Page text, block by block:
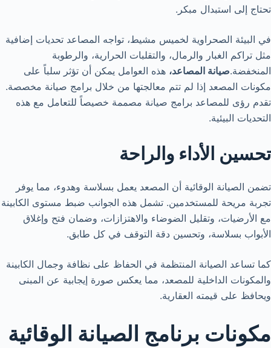
تحتاج إلى استبدال مبكر.
في البيئة الصحراوية لخميس مشيط، تواجه المصاعد تحديات إضافية
مثل تراكم الغبار والرمال، والتقلبات الحرارية، والرطوبة
المنخفضة.صيانة المصاعد، هذه العوامل يمكن أن تؤثر سلباً على
مكونات المصعد إذا لم تتم معالجتها من خلال برامج صيانة مخصصة.
تقدم رؤى للمصاعد برامج صيانة مصممة خصيصاً للتعامل مع هذه
التحديات البيئية.
تحسين الأداء والراحة
تضمن الصيانة الوقائية أن المصعد يعمل بسلاسة وهدوء، مما يوفر
تجربة مريحة للمستخدمين. تشمل هذه الجوانب ضبط مستوى الكابينة
مع الأرضيات، وتقليل الضوضاء والاهتزازات، وضمان فتح وإغلاق
الأبواب بسلاسة، وتحسين دقة التوقف في كل طابق.
كما تساعد الصيانة المنتظمة في الحفاظ على نظافة وجمال الكابينة
والمكونات الداخلية للمصعد، مما يعكس صورة إيجابية عن المبنى
ويحافظ على قيمته العقارية.
مكونات برنامج الصيانة الوقائية